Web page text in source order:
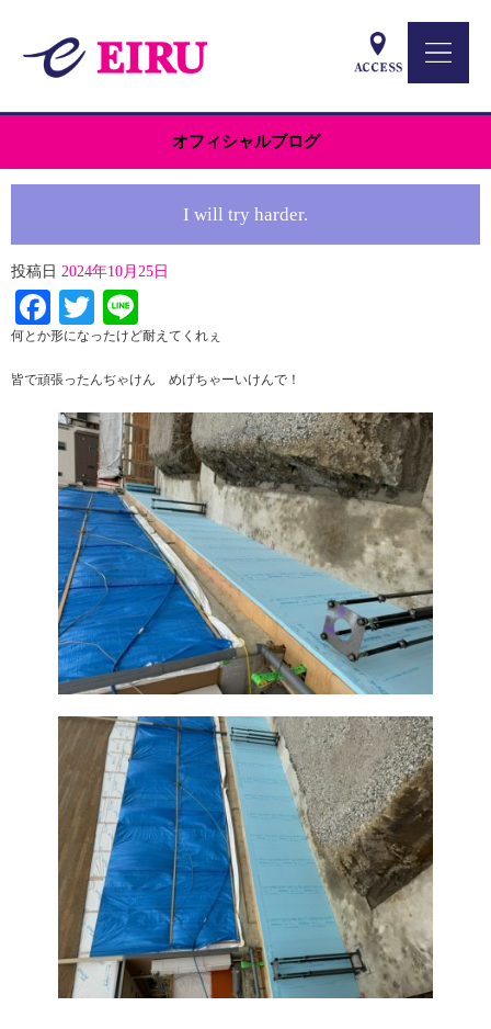
オフィシャルブログ
I will try harder.
投稿日 2024年10月25日
Facebook
Twitter
何とか形になったけど耐えてくれぇ
皆で頑張ったんぢゃけん めげちゃーいけんで！